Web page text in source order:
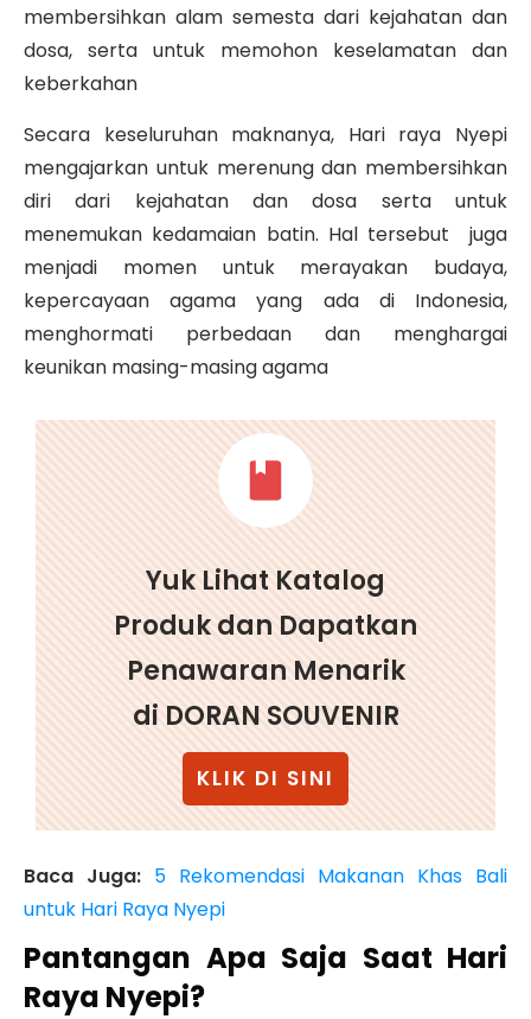
membersihkan alam semesta dari kejahatan dan
dosa, serta untuk memohon keselamatan dan
keberkahan
Secara keseluruhan maknanya, Hari raya Nyepi
mengajarkan untuk merenung dan membersihkan
diri dari kejahatan dan dosa serta untuk
menemukan kedamaian batin. Hal tersebut juga
menjadi momen untuk merayakan budaya,
kepercayaan agama yang ada di Indonesia,
menghormati perbedaan dan menghargai
keunikan masing-masing agama
Yuk Lihat Katalog
Produk dan Dapatkan
Penawaran Menarik
di DORAN SOUVENIR
KLIK DI SINI
Baca Juga: 5 Rekomendasi Makanan Khas Bali
untuk Hari Raya Nyepi
Pantangan Apa Saja Saat Hari
Raya Nyepi?